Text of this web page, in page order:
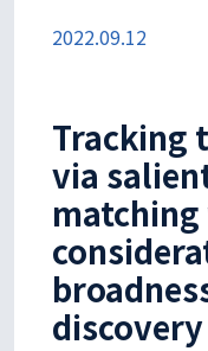
2022.09.12
Tracking
via
discovery